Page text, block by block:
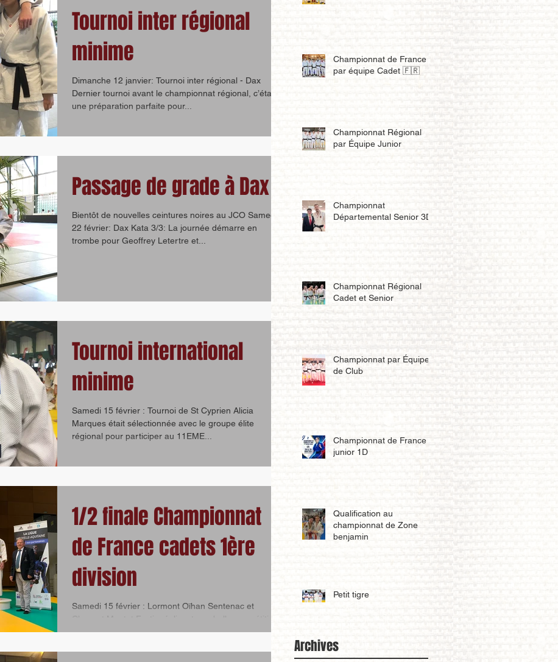
Tournoi inter régional
minime
Dimanche 12 janvier: Tournoi inter régional - Dax
Dernier tournoi avant le championnat régional, c’était
une préparation parfaite pour...
Passage de grade à Dax
Bientôt de nouvelles ceintures noires au JCO Samedi
22 février: Dax Kata 3/3: La journée démarre en
trombe pour Geoffrey Letertre et...
Tournoi international
minime
Samedi 15 février : Tournoi de St Cyprien Alicia
Marques était sélectionnée avec le groupe élite
régional pour participer au 11EME...
1/2 finale Championnat
de France cadets 1ère
division
Samedi 15 février : Lormont Oïhan Sentenac et
Clement Moutet Fortis réalisent une belle compétition
et se classent parmi les meilleurs...
Championnat de France
par équipe Cadet 🇫🇷
Championnat Régional
par Équipe Junior
Championnat
Départemental Senior 3D
Championnat Régional
Cadet et Senior
Championnat par Équipe
de Club
Championnat de France
junior 1D
Qualification au
championnat de Zone
benjamin
Petit tigre
Archives